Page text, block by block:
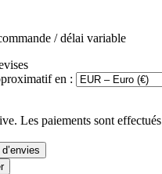
/ délai variable
en :
Les paiements sont